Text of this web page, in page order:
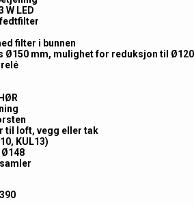
W LED
fedtfilter
filter i bunnen
Ø150 mm, mulighet for reduksjon til
til loft, vegg eller tak
KUL13)
Ø148